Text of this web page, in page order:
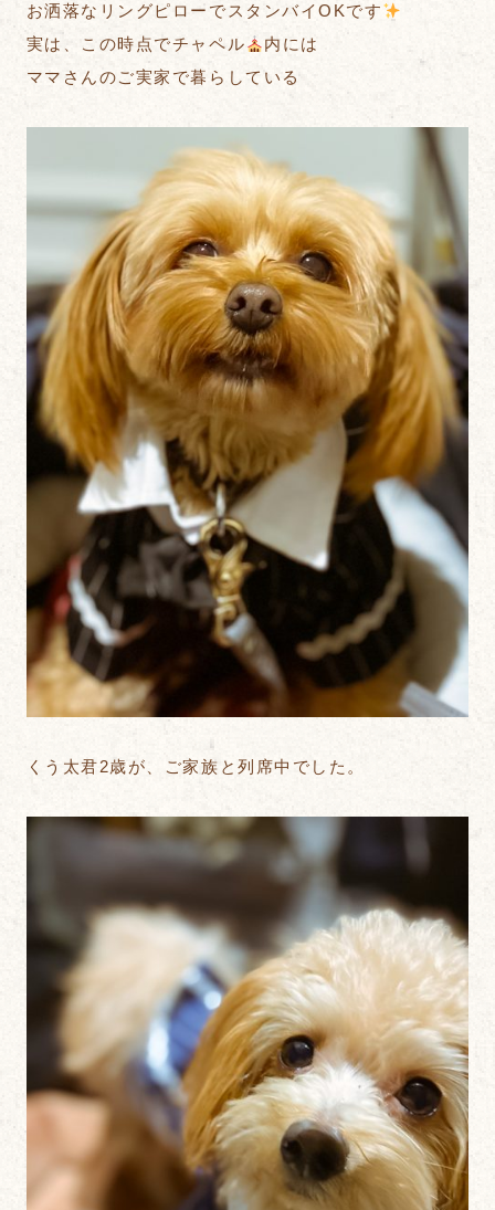
お洒落なリングピローでスタンバイOKです
実は、この時点でチャペル
内には
ママさんのご実家で暮らしている
くう太君2歳が、ご家族と列席中でした。